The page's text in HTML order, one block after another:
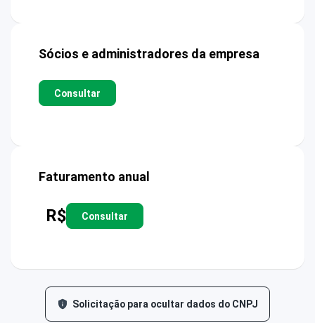
Sócios e administradores da empresa
Consultar
Faturamento anual
R$ Consultar
Solicitação para ocultar dados do CNPJ